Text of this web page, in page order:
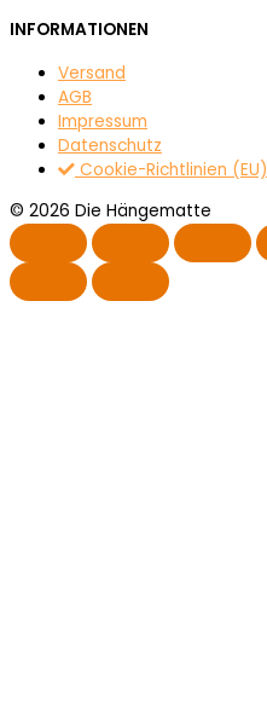
INFORMATIONEN
Versand
AGB
Impressum
Datenschutz
Cookie-Richtlinien (EU)
© 2026 Die Hängematte